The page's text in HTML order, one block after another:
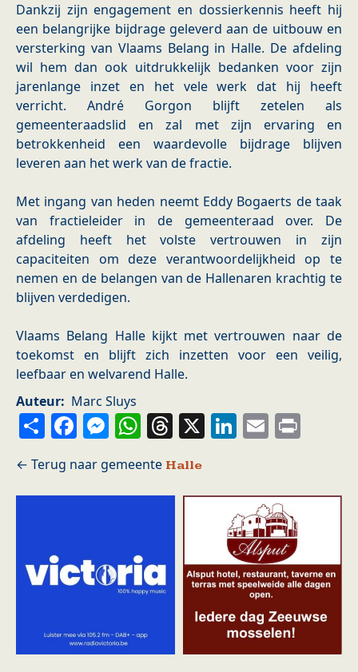
Dankzij zijn engagement en dossierkennis heeft hij
een belangrijke bijdrage geleverd aan de uitbouw en
versterking van Vlaams Belang in Halle. De afdeling
wil hem dan ook uitdrukkelijk bedanken voor zijn
jarenlange inzet en het vele werk dat hij heeft
verricht. André Gorgon blijft zetelen als
gemeenteraadslid en zal met zijn ervaring en
betrokkenheid een waardevolle bijdrage blijven
leveren aan het werk van de fractie.
Met ingang van heden neemt Eddy Bogaerts de taak
van fractieleider in de gemeenteraad over. De
afdeling heeft het volste vertrouwen in zijn
capaciteiten om deze verantwoordelijkheid op te
nemen en de belangen van de Hallenaren krachtig te
blijven verdedigen.
Vlaams Belang Halle kijkt met vertrouwen naar de
toekomst en blijft zich inzetten voor een veilig,
leefbaar en welvarend Halle.
Auteur
Marc Sluys
ShareFacebook
Messenger
WhatsApp
Threads
X LinkedIn
Email
Halle